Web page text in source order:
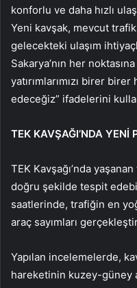
konforlu ve daha hızlı
Yeni kavşak, mevcut
gelecekteki ulaşım
Sakarya’nın her
yatırımlarımızı birer
edeceğiz” ifadelerini
TEK KAVŞAĞI’NDA YENİ
TEK Kavşağı’nda
doğru şekilde tespit
saatlerinde, trafiğin en
araç sayımları
Yapılan incelemelerde,
hareketinin kuzey-güney